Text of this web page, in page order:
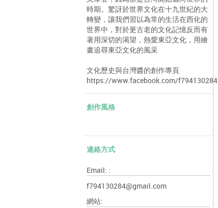
時期。驚訝於世界文化在十九世紀的大
轉變，讓我們習以為常的生活在西化的
世界中，對於更古老的文化記憶反而有
著用深切的渴望，熱愛東亞文化，用繪
畫追尋東亞文化的風采
文化歷史與台灣醬的創作專頁
https://www.facebook.com/f794130284
創作風格
連絡方式
Email: :
f794130284@gmail.com
網站: